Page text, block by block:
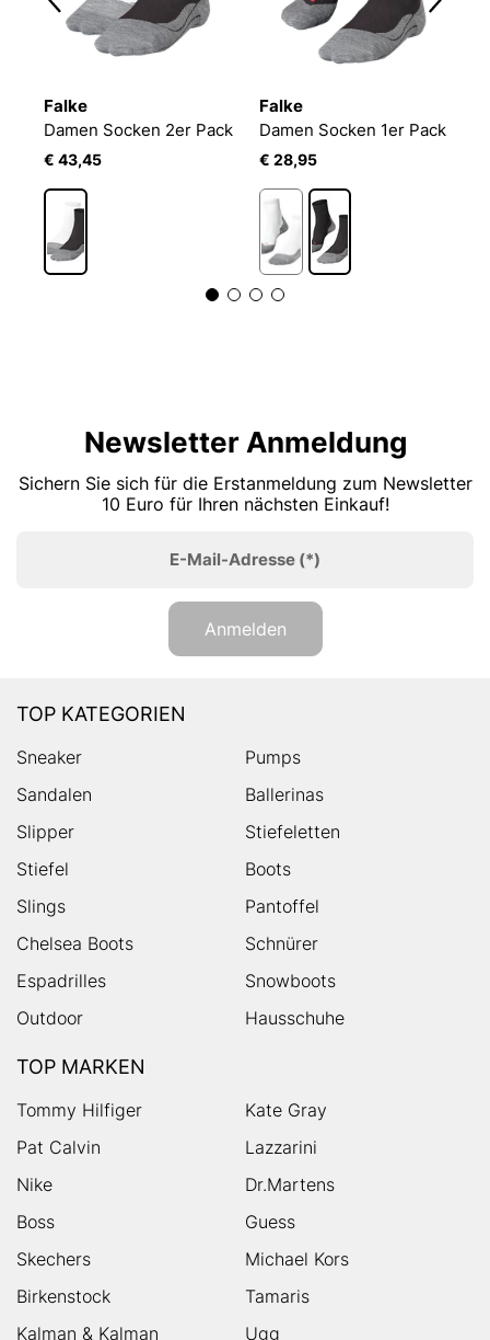
Falke
Damen Socken 2er Pack
€ 43,45
Falke
Damen Socken 1er Pack
€ 28,95
Newsletter Anmeldung
Sichern Sie sich für die Erstanmeldung zum Newsletter
10 Euro für Ihren nächsten Einkauf!
E-Mail-Adresse (*)
Anmelden
TOP KATEGORIEN
Sneaker
Pumps
Sandalen
Ballerinas
Slipper
Stiefeletten
Stiefel
Boots
Slings
Pantoffel
Chelsea Boots
Schnürer
Espadrilles
Snowboots
Outdoor
Hausschuhe
TOP MARKEN
Tommy Hilfiger
Kate Gray
Pat Calvin
Lazzarini
Nike
Dr.Martens
Boss
Guess
Skechers
Michael Kors
Birkenstock
Tamaris
Kalman & Kalman
Ugg